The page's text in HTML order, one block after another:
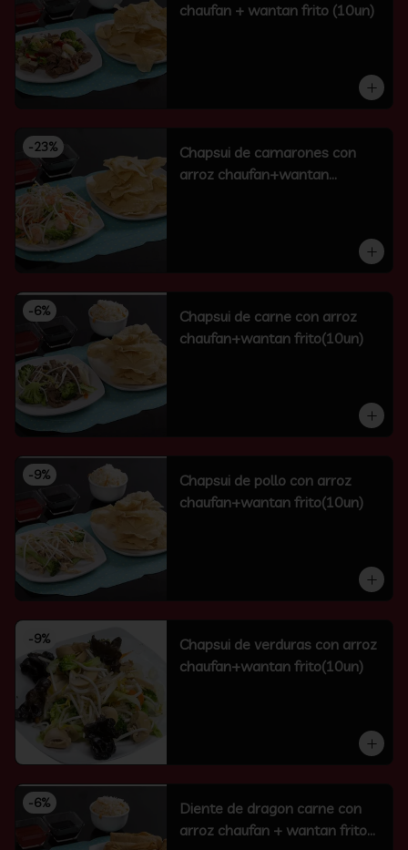
chaufan + wantan frito (10un)
-23%
Chapsui de camarones con
arroz chaufan+wantan
-6%
Chapsui de carne con arroz
chaufan+wantan frito(10un)
-9%
Chapsui de pollo con arroz
chaufan+wantan frito(10un)
-9%
Chapsui de verduras con arroz
chaufan+wantan frito(10un)
-6%
Diente de dragon carne con
arroz chaufan + wantan frito